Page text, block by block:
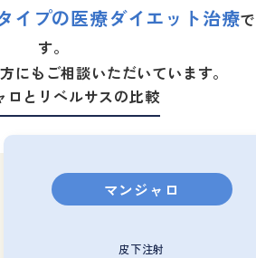
イプの医療ダイエット治療で
す。
にもご相談いただいています。
ロとリベルサスの比較
マンジャロ
皮下注射